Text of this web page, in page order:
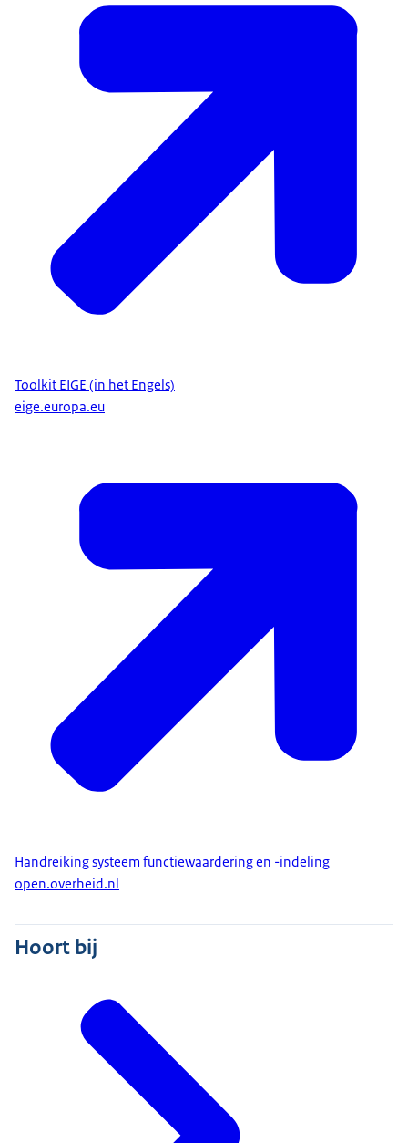
Toolkit EIGE (in het Engels)
eige.europa.eu
Handreiking systeem functiewaardering en -indeling
open.overheid.nl
Hoort bij